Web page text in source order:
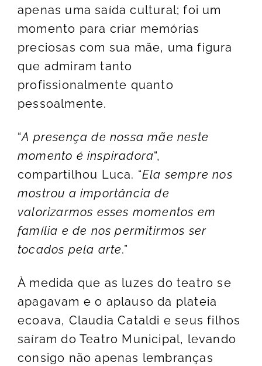
apenas uma saída cultural; foi um
momento para criar memórias
preciosas com sua mãe, uma figura
que admiram tanto
profissionalmente quanto
pessoalmente.
“A presença de nossa mãe neste
momento é inspiradora“,
compartilhou Luca. “Ela sempre nos
mostrou a importância de
valorizarmos esses momentos em
família e de nos permitirmos ser
tocados pela arte.”
À medida que as luzes do teatro se
apagavam e o aplauso da plateia
ecoava, Claudia Cataldi e seus filhos
saíram do Teatro Municipal, levando
consigo não apenas lembranças